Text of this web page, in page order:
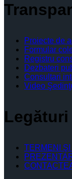
Proiecte de
Formular
Registru
Dezbateri
Consultari
Video
TERMENI ŞI